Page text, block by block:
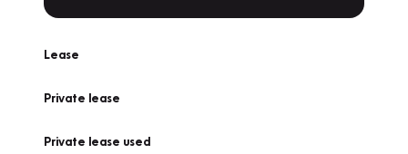
Lease
Private lease
Private lease used